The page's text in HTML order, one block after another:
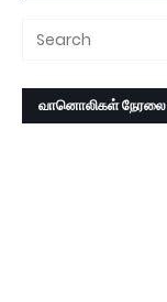
வானொலிகள் நேரலை